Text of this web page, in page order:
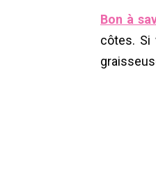
Bon à
côtes. Si